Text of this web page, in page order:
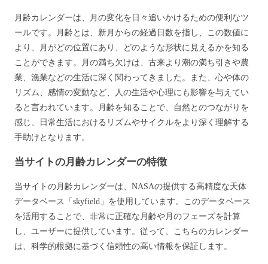
月齢カレンダーは、月の変化を日々追いかけるための便利なツ
ールです。月齢とは、新月からの経過日数を指し、この数値に
より、月がどの位置にあり、どのような形状に見えるかを知る
ことができます。月の満ち欠けは、古来より潮の満ち引きや農
業、漁業などの生活に深く関わってきました。また、心や体の
リズム、感情の変動など、人の生活や心理にも影響を与えてい
ると言われています。月齢を知ることで、自然とのつながりを
感じ、日常生活におけるリズムやサイクルをより深く理解する
手助けとなります。
当サイトの月齢カレンダーの特徴
当サイトの月齢カレンダーは、NASAの提供する高精度な天体
データベース「skyfield」を使用しています。このデータベース
を活用することで、非常に正確な月齢や月のフェーズを計算
し、ユーザーに提供しています。従って、こちらのカレンダー
は、科学的根拠に基づく信頼性の高い情報を保証します。